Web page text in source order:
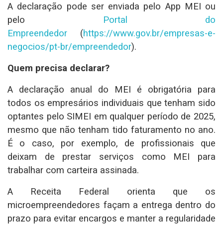
A declaração pode ser enviada pelo App MEI ou
pelo
Portal do
Empreendedor (https://www.gov.br/empresas-e-
negocios/pt-br/empreendedor).
Quem precisa declarar?
A declaração anual do MEI é obrigatória para
todos os empresários individuais que tenham sido
optantes pelo SIMEI em qualquer período de 2025,
mesmo que não tenham tido faturamento no ano.
É o caso, por exemplo, de profissionais que
deixam de prestar serviços como MEI para
trabalhar com carteira assinada.
A Receita Federal orienta que os
microempreendedores façam a entrega dentro do
prazo para evitar encargos e manter a regularidade